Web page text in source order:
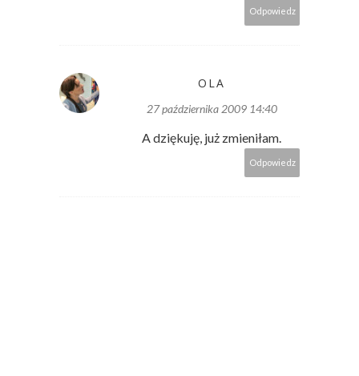
Odpowiedz
OLA
27 października 2009 14:40
A dziękuję, już zmieniłam.
Odpowiedz